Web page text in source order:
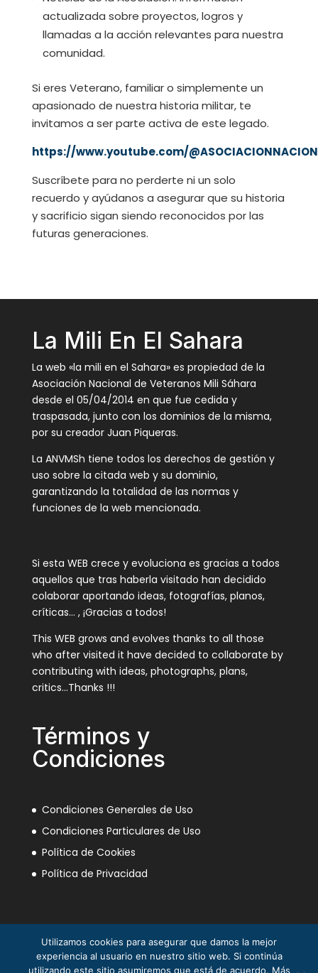
actualizada sobre proyectos, logros y
llamadas a la acción relevantes para nuestra
comunidad.
Si eres Veterano, familiar o simplemente un
apasionado de nuestra historia militar, te
invitamos a ser parte activa de este legado.
https://www.youtube.com/
Suscríbete para no perderte ni un solo
recuerdo y ayúdanos a asegurar que su historia
y sacrificio sigan siendo reconocidos por las
futuras generaciones.
La Mili En El Sahara
La web «la mili en el Sahara» es propiedad de la
Asociación Nacional de Veteranos Mili Sáhara
desde el 05/04/2014 en que fue cedida y
traspasada, junto con los dominios de la misma,
por su creador Juan Piqueras.
La ANVMSh tiene todos los derechos de gestión y
uso sobre la citada web y su dominio,
garantizando la totalidad de las normas y
funciones de la web mencionada.
Si esta WEB crece y evoluciona es gracias a todos
aquellos que tras haberla visitado han decidido
colaborar aportando ideas, fotografías, planos,
críticas… , ¡Gracias a todos!
This WEB grows and evolves thanks to all those
who after visited it have decided to collaborate by
contributing with ideas, photographs, plans,
critics…Thanks !!!
Términos y
Condiciones
Condiciones Generales de Uso
Condiciones Particulares de Uso
Política de Cookies
Política de Privacidad
Utilizamos cookies para asegurar que damos la mejor
experiencia al usuario en nuestro sitio web. Si continúa
utilizando este sitio asumiremos que está de acuerdo. Más